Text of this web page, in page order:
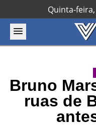
Quinta-
Bruno
ruas de